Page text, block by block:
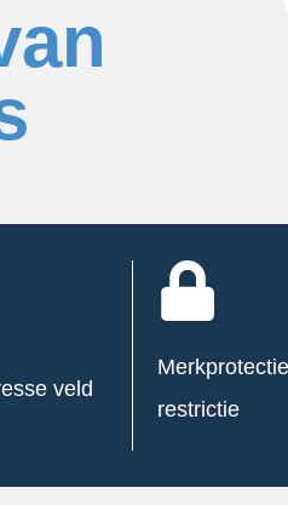
veld
restrictie